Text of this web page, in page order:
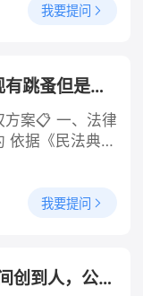
动车全责；
额赔付：医疗
额承担，不用
限额的部分，
损失承担顺
车的车损，会按
我要提问
当事人：房产纠纷: 租房发现有跳蚤但是签了合同想退房房东不退押金还扣一千
一、法律
出租人应当保
问题，屋内大
准，属于出租
照片、消杀沟通
我要提问
当事人：在快递公司上班期间创到人，公司需不需要报一些医药费 帮问助手：是否在工作任务中撞人？ 当事人：是工作任务 帮问助手：伤者医药费花了多少？ 当事人：几千元